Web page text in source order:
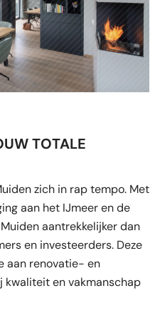
TOTALE
zich in rap tempo. Met
aan het IJmeer en de
aantrekkelijker dan
en investeerders. Deze
aan renovatie- en
en vakmanschap